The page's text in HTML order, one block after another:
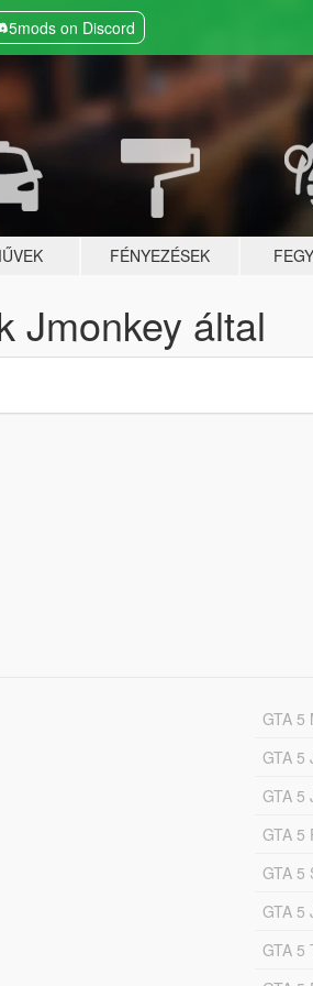
5mods on Discord
FÉNYEZÉSEK
Jmonkey által
GTA 5
GTA 5
GTA 5
GTA 5
GTA 5
GTA 5
GTA 5